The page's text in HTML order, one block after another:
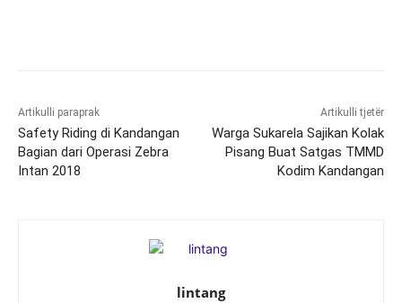
Artikulli paraprak
Safety Riding di Kandangan
Bagian dari Operasi Zebra
Intan 2018
Artikulli tjetër
Warga Sukarela Sajikan Kolak
Pisang Buat Satgas TMMD
Kodim Kandangan
lintang